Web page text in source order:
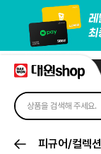
피규어/컬렉션